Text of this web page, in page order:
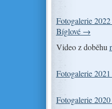
Fotogalerie
Bíglové →
Video z doběhu
Fotogalerie
Fotogalerie